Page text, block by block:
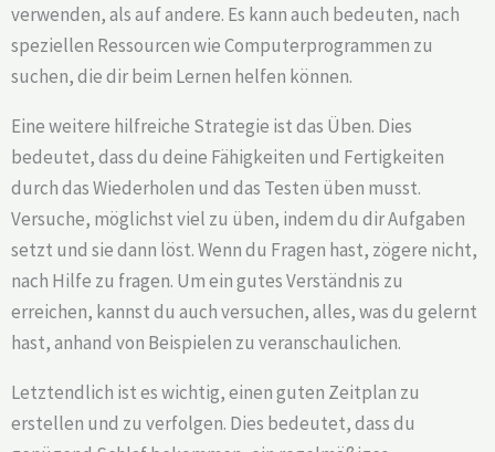
verwenden, als auf andere. Es kann auch bedeuten, nach
speziellen Ressourcen wie Computerprogrammen zu
suchen, die dir beim Lernen helfen können.
Eine weitere hilfreiche Strategie ist das Üben. Dies
bedeutet, dass du deine Fähigkeiten und Fertigkeiten
durch das Wiederholen und das Testen üben musst.
Versuche, möglichst viel zu üben, indem du dir Aufgaben
setzt und sie dann löst. Wenn du Fragen hast, zögere nicht,
nach Hilfe zu fragen. Um ein gutes Verständnis zu
erreichen, kannst du auch versuchen, alles, was du gelernt
hast, anhand von Beispielen zu veranschaulichen.
Letztendlich ist es wichtig, einen guten Zeitplan zu
erstellen und zu verfolgen. Dies bedeutet, dass du